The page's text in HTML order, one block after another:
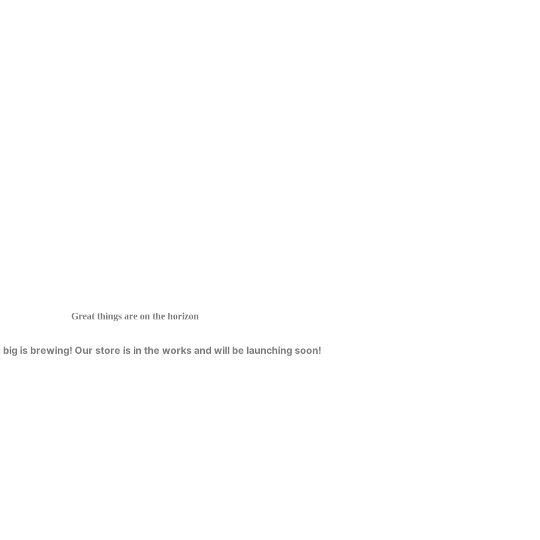
Great things are on the horizon
big is brewing! Our store is in the works and will be launching soon!